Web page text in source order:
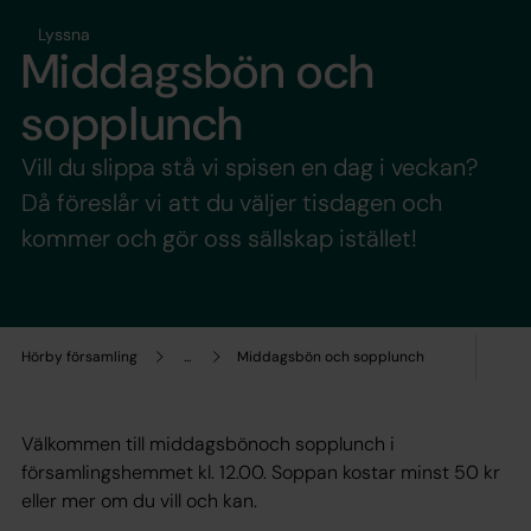
Hörby församling ... Middagsbön och sopplunch
Lyssna
Middagsbön och
sopplunch
Vill du slippa stå vi spisen en dag i veckan?
Då föreslår vi att du väljer tisdagen och
kommer och gör oss sällskap istället!
Välkommen till middagsbönoch sopplunch i
församlingshemmet kl. 12.00. Soppan kostar minst 50 kr
eller mer om du vill och kan.